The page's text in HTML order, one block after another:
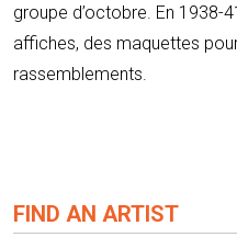
groupe d’octobre. En 1938-
affiches, des maquettes
rassemblements.
FIND AN ARTIST